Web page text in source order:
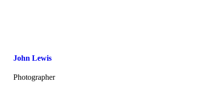
John Lewis
Photographer